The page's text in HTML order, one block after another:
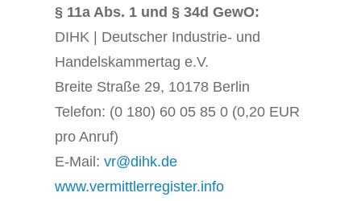
§ 11a Abs. 1 und § 34d GewO:
DIHK | Deutscher Industrie- und
Handelskammertag e.V.
Breite Straße 29, 10178 Berlin
Telefon: (0 180) 60 05 85 0 (0,20 EUR
pro Anruf)
E-Mail:vr@dihk.de
www.vermittlerregister.info